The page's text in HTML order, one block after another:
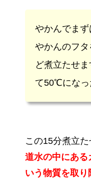
やかんでま
やかんのフ
ど煮立たせ
て50℃になっ
この15分煮立た
道水の中にある
いう物質を取り